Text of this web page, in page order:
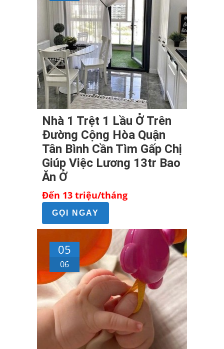
Nhà 1 Trệt 1 Lầu Ở Trên
Đường Cộng Hòa Quận
Tân Bình Cần Tìm Gấp Chị
Giúp Việc Lương 13tr Bao
Ăn Ở
Đến 13 triệu/tháng
GỌI NGAY
05
06